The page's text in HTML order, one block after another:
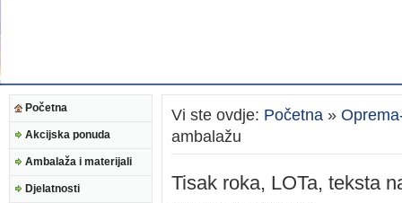
Početna
Akcijska ponuda
Ambalaža i materijali
Djelatnosti
Vi ste ovdje: Početna »
ambalažu
Tisak roka, LOTa, teksta